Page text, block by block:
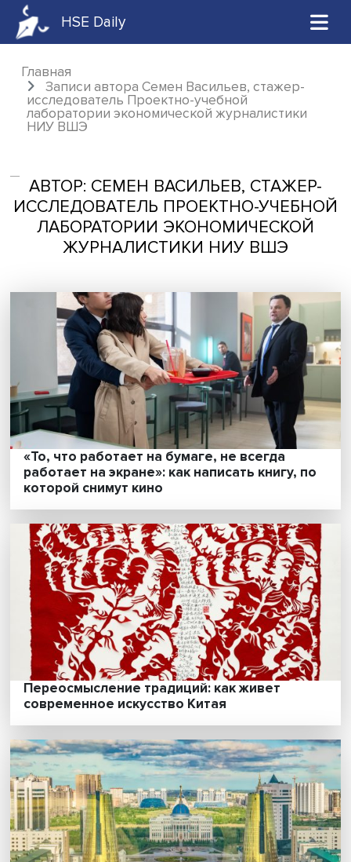
HSE Daily
Главная
Записи автора Семен Васильев, стажер-
исследователь Проектно-учебной
лаборатории экономической
АВТОР: СЕМЕН ВАСИЛЬЕВ,
ИССЛЕДОВАТЕЛЬ ПРОЕКТНО-
«То, что работает на бумаге, не всегда
работает на экране»: как написать книгу,
которой снимут кино
Переосмысление традиций: как живет
современное искусство Китая